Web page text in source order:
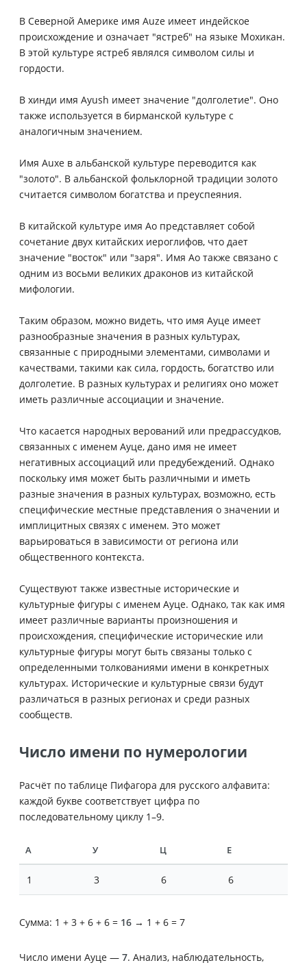
В Северной Америке имя Auze имеет индейское
происхождение и означает "ястреб" на языке Мохикан.
В этой культуре ястреб являлся символом силы и
гордости.
В хинди имя Ayush имеет значение "долголетие". Оно
также используется в бирманской культуре с
аналогичным значением.
Имя Auxe в альбанской культуре переводится как
"золото". В альбанской фольклорной традиции золото
считается символом богатства и преуспеяния.
В китайской культуре имя Ao представляет собой
сочетание двух китайских иероглифов, что дает
значение "восток" или "заря". Имя Ao также связано с
одним из восьми великих драконов из китайской
мифологии.
Таким образом, можно видеть, что имя Ауце имеет
разнообразные значения в разных культурах,
связанные с природными элементами, символами и
качествами, такими как сила, гордость, богатство или
долголетие. В разных культурах и религиях оно может
иметь различные ассоциации и значение.
Что касается народных верований или предрассудков,
связанных с именем Ауце, дано имя не имеет
негативных ассоциаций или предубеждений. Однако
поскольку имя может быть различными и иметь
разные значения в разных культурах, возможно, есть
специфические местные представления о значении и
имплицитных связях с именем. Это может
варьироваться в зависимости от региона или
общественного контекста.
Существуют также известные исторические и
культурные фигуры с именем Ауце. Однако, так как имя
имеет различные варианты произношения и
происхождения, специфические исторические или
культурные фигуры могут быть связаны только с
определенными толкованиями имени в конкретных
культурах. Исторические и культурные связи будут
различаться в разных регионах и среди разных
сообществ.
Число имени по нумерологии
Расчёт по таблице Пифагора для русского алфавита:
каждой букве соответствует цифра по
последовательному циклу 1–9.
А У Ц Е
1 3 6 6
Сумма: 1 + 3 + 6 + 6 = 16 → 1 + 6 = 7
Число имени Ауце — 7. Анализ, наблюдательность,